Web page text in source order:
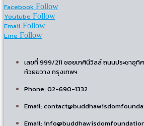
Facebook Follow
Youtube Follow
Email Follow
Line Follow
เลขที่ 999/211 ซอยเกศินีวิลล์ ถนนประชาอุ
ห้วยขวาง กรุงเทพฯ
Phone: 02-690-1332
Email:
Email: